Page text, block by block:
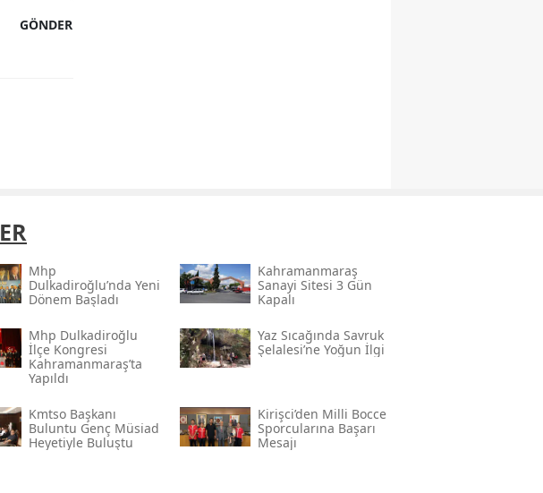
GÖNDER
Mhp
Dulkadiroğlu’nda Yeni
Dönem Başladı
Kahramanmaraş
Sanayi Sitesi 3 Gün
Kapalı
Mhp Dulkadiroğlu
İlçe Kongresi
Kahramanmaraş’ta
Yapıldı
Yaz Sıcağında Savruk
Şelalesi’ne Yoğun İlgi
Kmtso Başkanı
Buluntu Genç Müsi̇ad
Heyetiyle Buluştu
Kirişci’den Milli Bocce
Sporcularına Başarı
Mesajı